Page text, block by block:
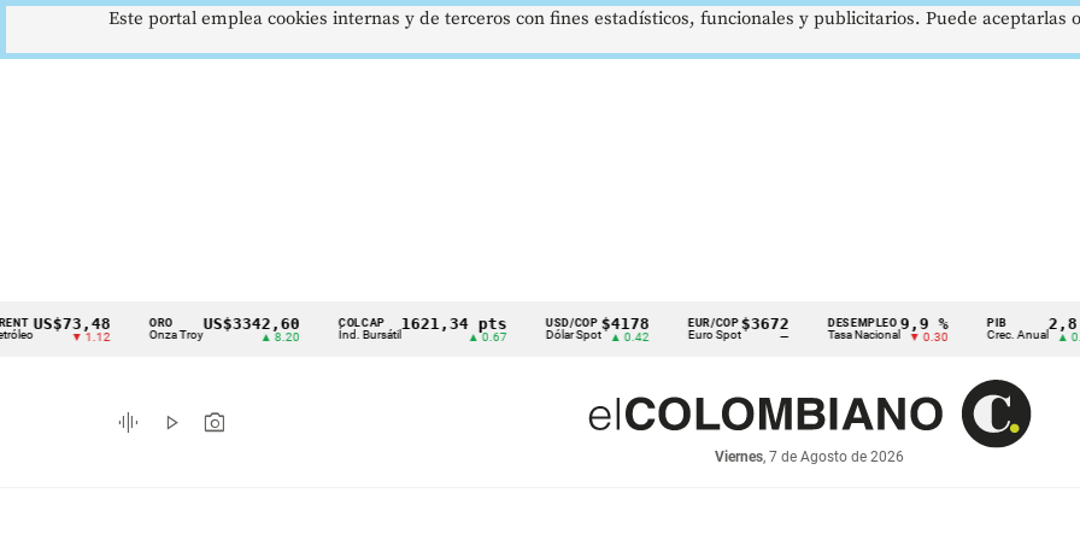
Cintillo
indicadores
económicos
▼ 1.12
ORO
Onza Troy
US$3342,60 COLCAP
Índ. Bursátil
1621,34 pts USD/COP
Dólar Spot
$4178
▲ 0.42
EUR/COP
Euro Spot
$3672
—
DESEMPLEO
Tasa Nacional
9,9 %
▼ 0.30
PIB
Crec. Anual
2,8 %
▲ 0.10
graphic_eq play_arrow photo_camera
Viernes, 7 de Agosto de 2026
Este portal emplea cookies internas y de terceros con fines estadísticos, funcionales y publicitarios. Puede aceptarlas